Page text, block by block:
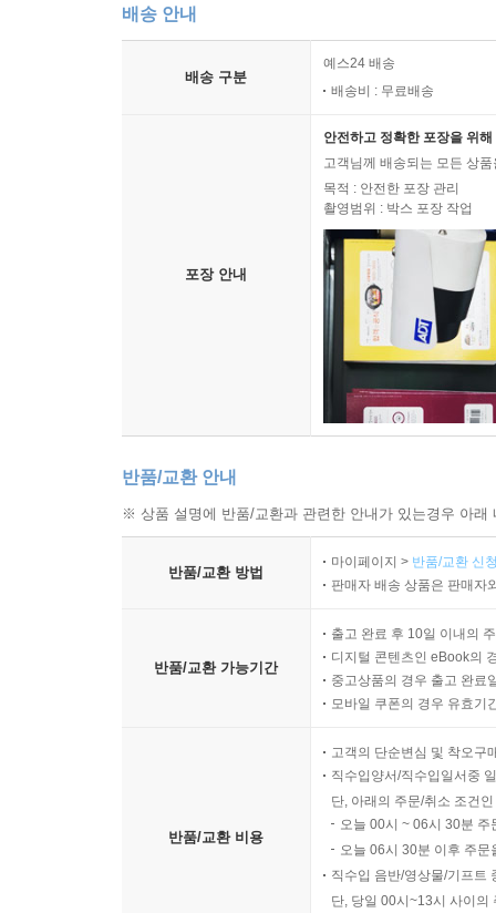
배송 안내
배송 구분
예스24 배송
배송비 : 무료배송
포장 안내
안전하고 정확한 포장을 위
고객님께 배송되는 모든 상
목적 : 안전한 포장 관리
촬영범위 : 박스 포장 작업
반품/교환 안내
※ 상품 설명에 반품/교환과 관련한 안내가 있는경우 아
반품/교환 방법
마이페이지 > 반품/교환 신
판매자 배송 상품은 판매자
반품/교환 가능기간
출고 완료 후 10일 이내의
디지털 콘텐츠인 eBook의
중고상품의 경우 출고 완료
모바일 쿠폰의 경우 유효기
반품/교환 비용
고객의 단순변심 및 착오구
직수입양서/직수입일서중
단, 아래의 주문/취소 조건
오늘 00시 ~ 06시 30분
오늘 06시 30분 이후 주
직수입 음반/영상물/기프트
단, 당일 00시~13시 사이의